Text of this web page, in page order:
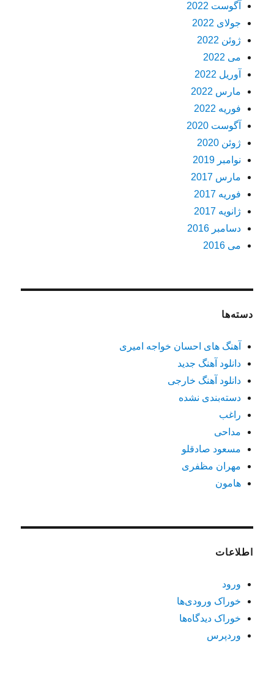
آگوست 2022
جولای 2022
ژوئن 2022
می 2022
آوریل 2022
مارس 2022
فوریه 2022
آگوست 2020
ژوئن 2020
نوامبر 2019
مارس 2017
فوریه 2017
ژانویه 2017
دسامبر 2016
می 2016
دسته‌ها
آهنگ های احسان خواجه امیری
دانلود آهنگ جدید
دانلود آهنگ خارجی
دسته‌بندی نشده
راغب
مداحی
مسعود صادقلو
مهران مظفری
هامون
اطلاعات
ورود
خوراک ورودی‌ها
خوراک دیدگاه‌ها
وردپرس